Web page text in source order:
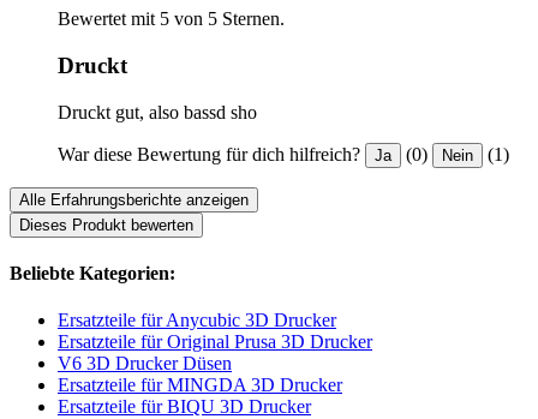
Bewertet mit 5 von 5 Sternen.
Druckt
Druckt gut, also bassd sho
War diese Bewertung für dich hilfreich? Ja (0) Nein (1)
Alle Erfahrungsberichte anzeigen
Dieses Produkt bewerten
Beliebte Kategorien:
Ersatzteile für Anycubic 3D Drucker
Ersatzteile für Original Prusa 3D Drucker
V6 3D Drucker Düsen
Ersatzteile für MINGDA 3D Drucker
Ersatzteile für BIQU 3D Drucker